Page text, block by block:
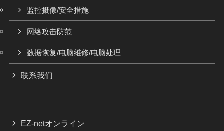
监控摄像/安全措施
网络攻击防范
数据恢复/电脑维修/电脑处理
联系我们
EZ-netオンライン